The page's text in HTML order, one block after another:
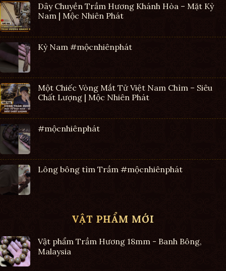
Dây Chuyền Trầm Hương Khánh Hòa – Mặt Kỳ
Nam | Mộc Nhiên Phát
Kỳ Nam #mộcnhiênphát
Một Chiếc Vòng Mắt Tử Việt Nam Chìm – Siêu
Chất Lượng | Mộc Nhiên Phát
#mộcnhiênphát
Lông bông tìm Trầm #mộcnhiênphát
VẬT PHẨM MỚI
Vật phẩm Trầm Hương 18mm - Banh Bông,
Malaysia